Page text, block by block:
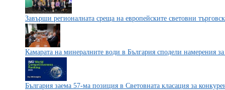
Завърши регионалната среща на европейските световни
Камарата на минералните води в България сподели намерения
България заема 57-ма позиция в Световната класация за